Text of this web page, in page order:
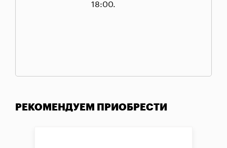
18:00.
РЕКОМЕНДУЕМ ПРИОБРЕСТИ